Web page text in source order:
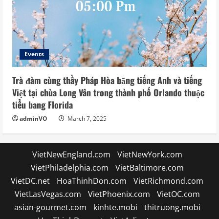
Events
Trà đàm cùng thầy Pháp Hòa bằng tiếng Anh và tiếng
Việt tại chùa Long Vân trong thành phố Orlando thuộc
tiểu bang Florida
adminVO March 7, 2025
VietNewEngland.com
VietNewYork.com
VietPhiladelphia.com
VietBaltimore.com
VietDC.net
HoaThinhDon.com
VietRichmond.com
VietLasVegas.com
VietPhoenix.com
VietOC.com
asian-gourmet.com
kinhte.mobi
thitruong.mobi